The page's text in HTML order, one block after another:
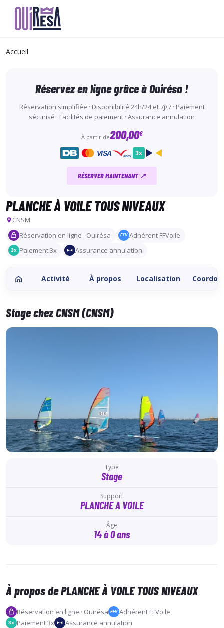
contenu
Accueil
PLANCHE À VOILE TOUS NIVEAUX
CNSM
Réservation en ligne · Ouirésa
FFV Adhérent FFVoile
3x Paiement 3x Assurance annulation
Activité À propos Localisation
Stage chez CNSM (CNSM)
Type
Stage
Support
PLANCHE A VOILE
Âge
14 à 0 ans
À propos de PLANCHE À VOILE TOUS NIVEAUX
Réservation en ligne · Ouirésa FFV Adhérent FFVoile
3x Paiement 3x Assurance annulation
Réservez en ligne grâce à Ouirésa !
Réservation simplifiée · Disponibilité 24h/24 et 7j/7 · Paiement
sécurisé · Facilités de paiement · Assurance annulation
À partir de200,00€
VISA ancv 3x
RÉSERVER MAINTENANT ↗